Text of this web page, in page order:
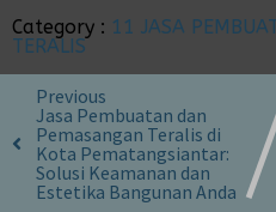
Category : 11 JASA
TERALIS
Previous
Jasa Pembuatan dan
Pemasangan Teralis di
Kota Pematangsiantar:
Solusi Keamanan dan
Estetika Bangunan Anda